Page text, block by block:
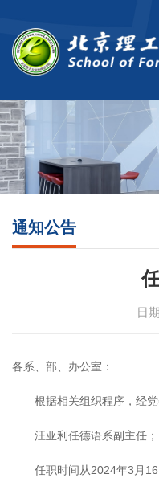
通知公告
日
各系、部、办公室：
根据相关组织程序，经
汪亚利任德语系副主任；
任职时间从2024年3月16